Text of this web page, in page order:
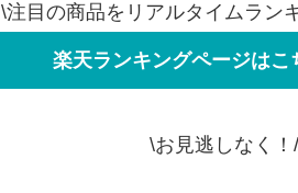
\注目の商品をリアルタイムラン
楽天ランキングページはこ
\お見逃しなく！/